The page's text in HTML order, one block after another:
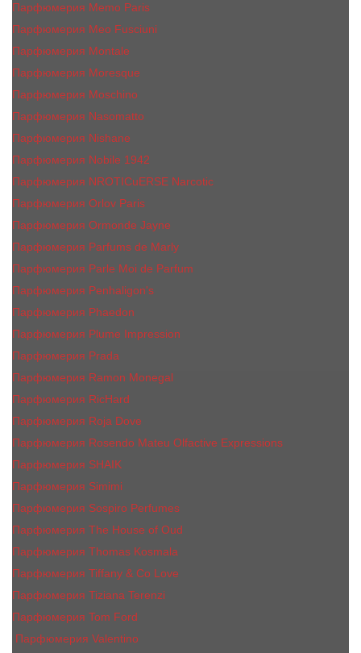
Парфюмерия Memo Paris
Парфюмерия Meo Fusciuni
Парфюмерия Montale
Парфюмерия Moresque
Парфюмерия Moschino
Парфюмерия Nasomatto
Парфюмерия Nishane
Парфюмерия Nobile 1942
Парфюмерия NROTICuERSE Narcotic
Парфюмерия Orlov Paris
Парфюмерия Ormonde Jayne
Парфюмерия Parfums de Marly
Парфюмерия Parle Moi de Parfum
Парфюмерия Penhaligon's
Парфюмерия Phaedon
Парфюмерия Plume Impression
Парфюмерия Prada
Парфюмерия Ramon Monegal
Парфюмерия RicHard
Парфюмерия Roja Dove
Парфюмерия Rosendo Mateu Olfactive Expressions
Парфюмерия SHAIK
Парфюмерия Simimi
Парфюмерия Sospiro Perfumes
Парфюмерия The House of Oud
Парфюмерия Thomas Kosmala
Парфюмерия Tiffany & Co Love
Парфюмерия Tiziana Terenzi
Парфюмерия Tom Ford
Парфюмерия Valentino